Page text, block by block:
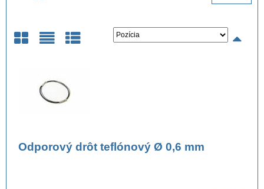
Odporový drôt teflónový Ø 0,6 mm